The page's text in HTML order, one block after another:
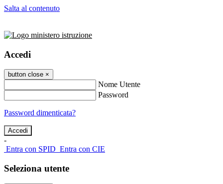
Salta al contenuto
Accedi
button close ×
Nome Utente
Password
Password dimenticata?
-
Entra con SPID Entra con CIE
Seleziona utente